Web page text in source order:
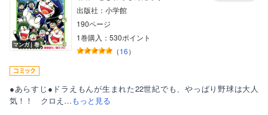
マンガ｜巻
出版社：小学館
190ページ
1巻購入：530ポイント
（16）
●あらすじ●ドラえもんが生まれた22世紀でも、やっぱり野球は大人
気！！ クロえ…もっと見る